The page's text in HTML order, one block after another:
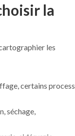
la
les
certains process
séchage,